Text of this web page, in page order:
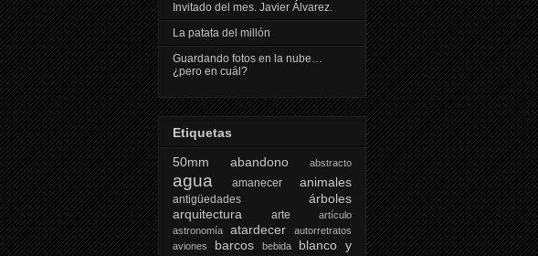
Invitado del mes. Javier Álvarez.
La patata del millón
Guardando fotos en la nube…
¿pero en cuál?
Etiquetas
50mm
abandono abstracto
agua amanecer animales
antigüedades
árboles
arquitectura
arte
artículo
astronomía
atardecer
autorretratos
aviones
barcos bebida
blanco y